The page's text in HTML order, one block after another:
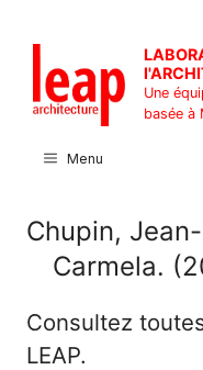
contenu
Une
basée à
Menu
Chupin,
Carmela.
Consultez
LEAP.